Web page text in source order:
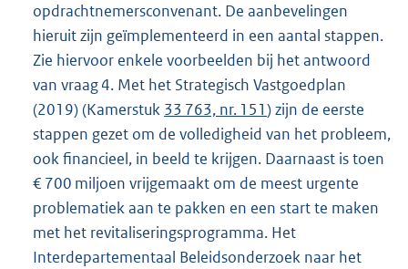
opdrachtnemersconvenant. De aanbevelingen
hieruit zijn geïmplementeerd in een aantal stappen.
Zie hiervoor enkele voorbeelden bij het antwoord
van vraag 4. Met het Strategisch Vastgoedplan
(2019) (Kamerstuk 33 763, nr. 151) zijn de eerste
stappen gezet om de volledigheid van het probleem,
ook financieel, in beeld te krijgen. Daarnaast is toen
€ 700 miljoen vrijgemaakt om de meest urgente
problematiek aan te pakken en een start te maken
met het revitaliseringsprogramma. Het
Interdepartementaal Beleidsonderzoek naar het